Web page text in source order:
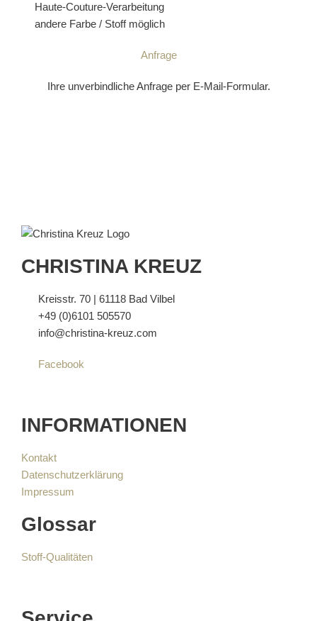
Haute-Couture-Verarbeitung
andere Farbe / Stoff möglich
Anfrage
Ihre unverbindliche Anfrage per E-Mail-Formular.
CHRISTINA KREUZ
Kreisstr. 70 | 61118 Bad Vilbel
+49 (0)6101 505570
info@christina-kreuz.com
Facebook
INFORMATIONEN
Kontakt
Datenschutzerklärung
Impressum
Glossar
Stoff-Qualitäten